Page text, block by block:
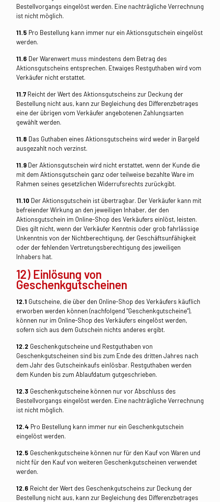
Bestellvorgangs eingelöst werden. Eine nachträgliche Verrechnung
ist nicht möglich.
11.5 Pro Bestellung kann immer nur ein Aktionsgutschein eingelöst
werden.
11.6 Der Warenwert muss mindestens dem Betrag des
Aktionsgutscheins entsprechen. Etwaiges Restguthaben wird vom
Verkäufer nicht erstattet.
11.7 Reicht der Wert des Aktionsgutscheins zur Deckung der
Bestellung nicht aus, kann zur Begleichung des Differenzbetrages
eine der übrigen vom Verkäufer angebotenen Zahlungsarten
gewählt werden.
11.8 Das Guthaben eines Aktionsgutscheins wird weder in Bargeld
ausgezahlt noch verzinst.
11.9 Der Aktionsgutschein wird nicht erstattet, wenn der Kunde die
mit dem Aktionsgutschein ganz oder teilweise bezahlte Ware im
Rahmen seines gesetzlichen Widerrufsrechts zurückgibt.
11.10 Der Aktionsgutschein ist übertragbar. Der Verkäufer kann mit
befreiender Wirkung an den jeweiligen Inhaber, der den
Aktionsgutschein im Online-Shop des Verkäufers einlöst, leisten.
Dies gilt nicht, wenn der Verkäufer Kenntnis oder grob fahrlässige
Unkenntnis von der Nichtberechtigung, der Geschäftsunfähigkeit
oder der fehlenden Vertretungsberechtigung des jeweiligen
Inhabers hat.
12) Einlösung von
Geschenkgutscheinen
12.1 Gutscheine, die über den Online-Shop des Verkäufers käuflich
erworben werden können (nachfolgend "Geschenkgutscheine"),
können nur im Online-Shop des Verkäufers eingelöst werden,
sofern sich aus dem Gutschein nichts anderes ergibt.
12.2 Geschenkgutscheine und Restguthaben von
Geschenkgutscheinen sind bis zum Ende des dritten Jahres nach
dem Jahr des Gutscheinkaufs einlösbar. Restguthaben werden
dem Kunden bis zum Ablaufdatum gutgeschrieben.
12.3 Geschenkgutscheine können nur vor Abschluss des
Bestellvorgangs eingelöst werden. Eine nachträgliche Verrechnung
ist nicht möglich.
12.4 Pro Bestellung kann immer nur ein Geschenkgutschein
eingelöst werden.
12.5 Geschenkgutscheine können nur für den Kauf von Waren und
nicht für den Kauf von weiteren Geschenkgutscheinen verwendet
werden.
12.6 Reicht der Wert des Geschenkgutscheins zur Deckung der
Bestellung nicht aus, kann zur Begleichung des Differenzbetrages